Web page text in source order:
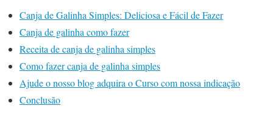
Canja de Galinha Simples: Deliciosa e Fácil de Fazer
Canja de galinha como fazer
Receita de canja de galinha simples
Como fazer canja de galinha simples
Ajude o nosso blog adquira o Curso com nossa indicação
Conclusão